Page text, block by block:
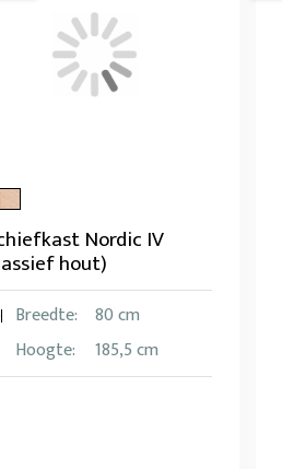
Nordic IV
hout)
Breedte:
80 cm
Hoogte:
185,5 cm